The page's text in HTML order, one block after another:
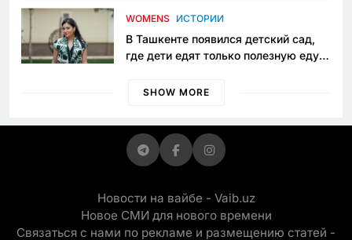
приговору
WOMENS ИСТОРИИ
В Ташкенте появился детский сад,
где дети едят только полезную еду.
просить «кашу без сахара»
SHOW MORE
Новости на вайбе - Vaib.uz
Новое СМИ для нового времени
Связаться с нами по рекламе и размещению статей -